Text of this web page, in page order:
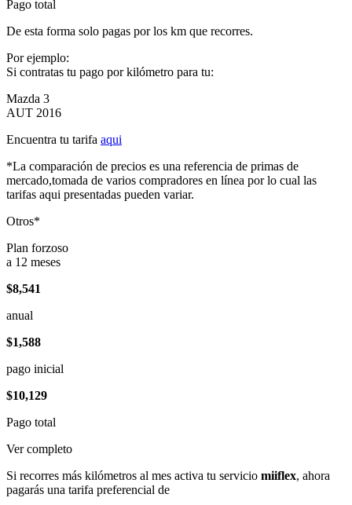
Pago total
De esta forma solo pagas por los km que recorres.
Por ejemplo:
Si contratas tu pago por kilómetro para tu:
Mazda 3
AUT 2016
Encuentra tu tarifa aqui
*La comparación de precios es una referencia de primas de
mercado,tomada de varios compradores en línea por lo cual las
tarifas aqui presentadas pueden variar.
Otros*
Plan forzoso
a 12 meses
$8,541
anual
$1,588
pago inicial
$10,129
Pago total
Ver completo
Si recorres más kilómetros al mes activa tu servicio miiflex, ahora
pagarás una tarifa preferencial de